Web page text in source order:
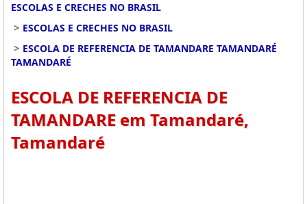
ESCOLAS E CRECHES NO BRASIL
> ESCOLAS E CRECHES NO BRASIL
> ESCOLA DE REFERENCIA DE TAMANDARE TAMANDARÉ
TAMANDARÉ
ESCOLA DE REFERENCIA DE
TAMANDARE em Tamandaré,
Tamandaré